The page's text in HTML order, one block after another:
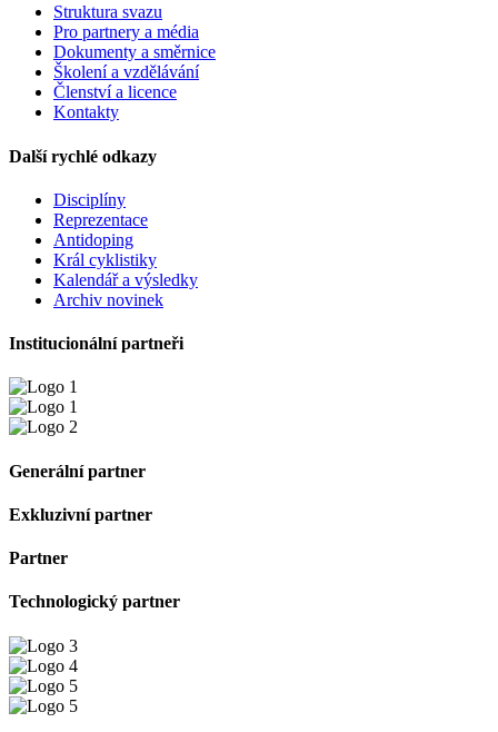
Struktura svazu
Pro partnery a média
Dokumenty a směrnice
Školení a vzdělávání
Členství a licence
Kontakty
Další rychlé odkazy
Disciplíny
Reprezentace
Antidoping
Král cyklistiky
Kalendář a výsledky
Archiv novinek
Institucionální partneři
Generální partner
Exkluzivní partner
Partner
Technologický partner